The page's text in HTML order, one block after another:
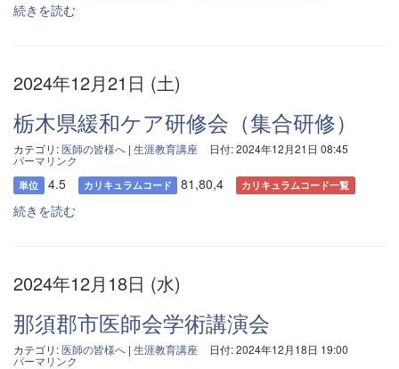
続きを読む
2024年12月21日 (土)
栃木県緩和ケア研修会（集合研修）
カテゴリ:医師の皆様へ | 生涯教育講座 日付: 2024年12月21日 08:45
パーマリンク
単位 4.5 カリキュラムコード 81,80,4 カリキュラムコード一覧
続きを読む
2024年12月18日 (水)
那須郡市医師会学術講演会
カテゴリ:医師の皆様へ | 生涯教育講座 日付: 2024年12月18日 19:00
パーマリンク